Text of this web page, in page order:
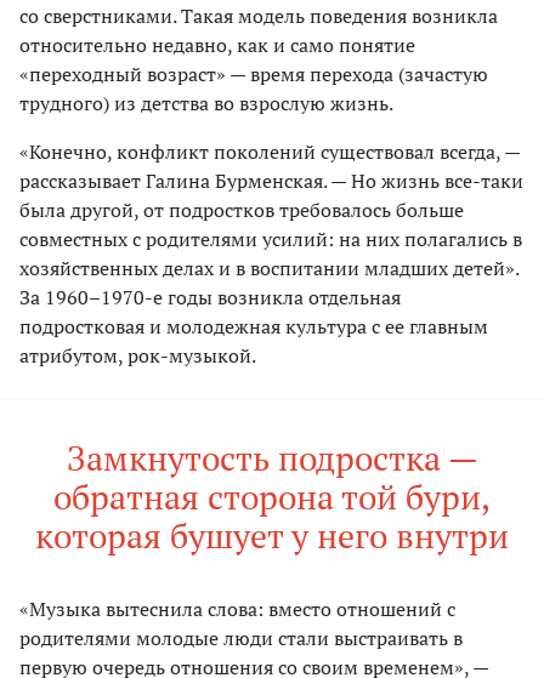
со сверстниками. Такая модель поведения возникла
относительно недавно, как и само понятие
«переходный возраст» — время перехода (зачастую
трудного) из детства во взрослую жизнь.
«Конечно, конфликт поколений существовал всегда, —
рассказывает Галина Бурменская. — Но жизнь все-таки
была другой, от подростков требовалось больше
совместных с родителями усилий: на них полагались в
хозяйственных делах и в воспитании младших детей».
За 1960–1970-е годы возникла отдельная
подростковая и молодежная культура с ее главным
атрибутом, рок-музыкой.
Замкнутость подростка —
обратная сторона той бури,
которая бушует у него внутри
«Музыка вытеснила слова: вместо отношений с
родителями молодые люди стали выстраивать в
первую очередь отношения со своим временем», —